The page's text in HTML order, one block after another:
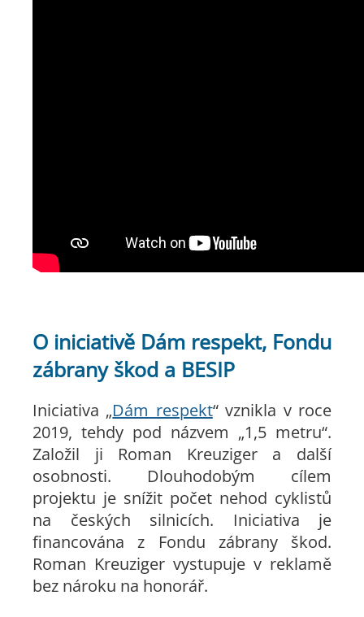
O iniciativě Dám respekt, Fondu
zábrany škod a BESIP
Iniciativa „Dám respekt“ vznikla v roce
2019, tehdy pod názvem „1,5 metru“.
Založil ji Roman Kreuziger a další
osobnosti. Dlouhodobým cílem
projektu je snížit počet nehod cyklistů
na českých silnicích. Iniciativa je
financována z Fondu zábrany škod.
Roman Kreuziger vystupuje v reklamě
bez nároku na honorář.